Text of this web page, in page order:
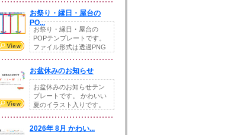
お祭り・縁日・屋台の
PO...
お祭り・縁日・屋台の
POPテンプレートです。
ファイル形式は透過PNG
お盆休みのお知らせ
お盆休みのお知らせテン
プレートです。 かわいい
夏のイラスト入りです。
2026年 8月 かわい...